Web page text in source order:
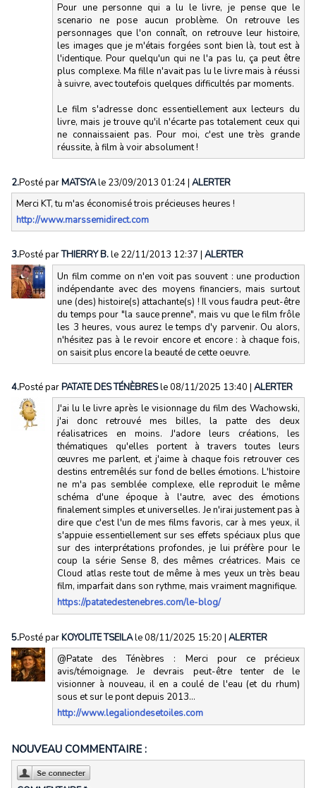
Pour une personne qui a lu le livre, je pense que le
scenario ne pose aucun problème. On retrouve les
personnages que l'on connaît, on retrouve leur histoire,
les images que je m'étais forgées sont bien là, tout est à
l'identique. Pour quelqu'un qui ne l'a pas lu, ça peut être
plus complexe. Ma fille n'avait pas lu le livre mais à réussi
à suivre, avec toutefois quelques difficultés par moments.
Le film s'adresse donc essentiellement aux lecteurs du
livre, mais je trouve qu'il n'écarte pas totalement ceux qui
ne connaissaient pas. Pour moi, c'est une très grande
réussite, à film à voir absolument !
2.Posté parMATSYAle 23/09/2013 01:24| ALERTER
Merci KT, tu m'as économisé trois précieuses heures !
http://www.marssemidirect.com
3.Posté parTHIERRY B.le 22/11/2013 12:37 | ALERTER
Un film comme on n'en voit pas souvent : une production
indépendante avec des moyens financiers, mais surtout
une (des) histoire(s) attachante(s) ! Il vous faudra peut-être
du temps pour "la sauce prenne", mais vu que le film frôle
les 3 heures, vous aurez le temps d'y parvenir. Ou alors,
n'hésitez pas à le revoir encore et encore : à chaque fois,
on saisit plus encore la beauté de cette oeuvre.
4.Posté parPATATE DES TÉNÈBRESle 08/11/2025 13:40 | ALERTER
J'ai lu le livre après le visionnage du film des Wachowski,
j'ai donc retrouvé mes billes, la patte des deux
réalisatrices en moins. J'adore leurs créations, les
thématiques qu'elles portent à travers toutes leurs
œuvres me parlent, et j'aime à chaque fois retrouver ces
destins entremêlés sur fond de belles émotions. L'histoire
ne m'a pas semblée complexe, elle reproduit le même
schéma d'une époque à l'autre, avec des émotions
finalement simples et universelles. Je n'irai justement pas à
dire que c'est l'un de mes films favoris, car à mes yeux, il
s'appuie essentiellement sur ses effets spéciaux plus que
sur des interprétations profondes, je lui préfère pour le
coup la série Sense 8, des mêmes créatrices. Mais ce
Cloud atlas reste tout de même à mes yeux un très beau
film, imparfait dans son rythme, mais vraiment magnifique.
https://patatedestenebres.com/le-blog/
5.Posté parKOYOLITE TSEILAle 08/11/2025 15:20 | ALERTER
@Patate des Ténèbres : Merci pour ce précieux
avis/témoignage. Je devrais peut-être tenter de le
visionner à nouveau, il en a coulé de l'eau (et du rhum)
sous et sur le pont depuis 2013...
http://www.legaliondesetoiles.com
NOUVEAU COMMENTAIRE :